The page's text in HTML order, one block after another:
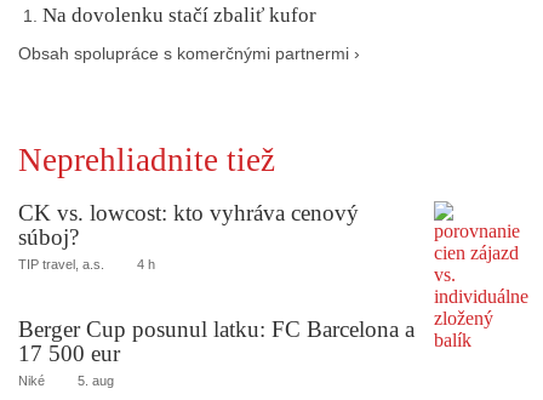
Na dovolenku stačí zbaliť kufor
Obsah spolupráce s komerčnými partnermi ›
Neprehliadnite tiež
CK vs. lowcost: kto vyhráva cenový
súboj?
TIP travel, a.s. 4 h
Berger Cup posunul latku: FC Barcelona a
17 500 eur
Niké 5. aug